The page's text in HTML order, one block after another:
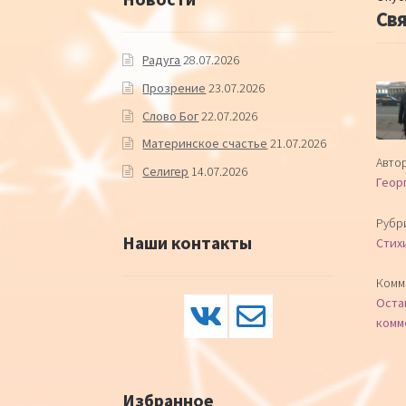
Радуга 28.07.2026
Прозрение 23.07.2026
Слово Бог22.07.2026
Материнское счастье 21.07.2026
Селигер 14.07.2026
Наши контакты
Избранное